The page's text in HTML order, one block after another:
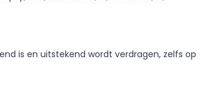
is en uitstekend wordt verdragen, zelfs op